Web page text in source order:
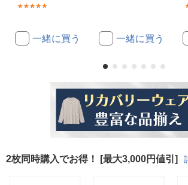
一緒に買う 一緒に買う
2枚同時購入でお得！ [最大3,000円値引]